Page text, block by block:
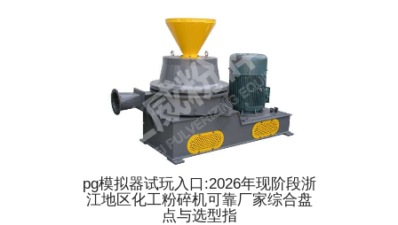
pg模拟器试玩入口:2026年现阶段浙
江地区化工粉碎机可靠厂家综合盘
点与选型指